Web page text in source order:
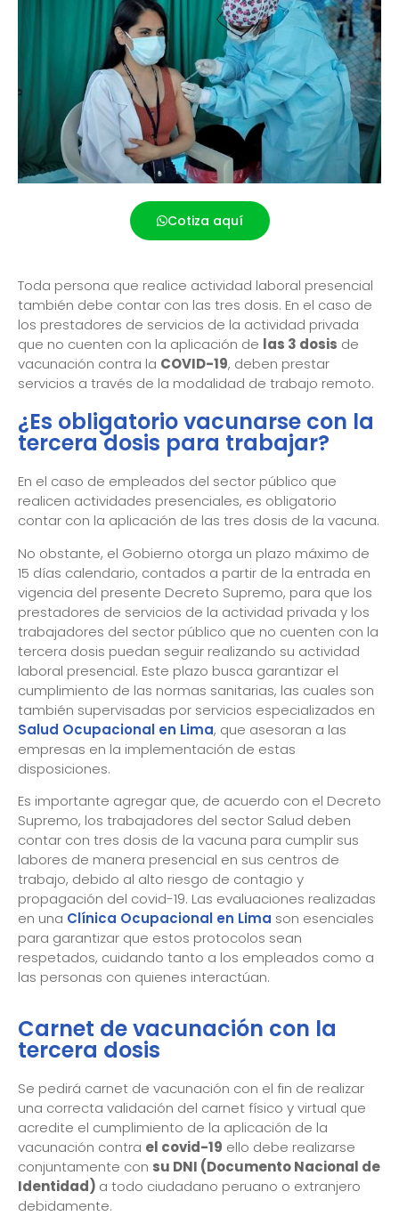
Cotiza aquí
Toda persona que realice actividad laboral presencial
también debe contar con las tres dosis. En el caso de
los prestadores de servicios de la actividad privada
que no cuenten con la aplicación de las 3 dosis de
vacunación contra la COVID-19, deben prestar
servicios a través de la modalidad de trabajo remoto.
¿Es obligatorio vacunarse con la
tercera dosis para trabajar?
En el caso de empleados del sector público que
realicen actividades presenciales, es obligatorio
contar con la aplicación de las tres dosis de la vacuna.
No obstante, el Gobierno otorga un plazo máximo de
15 días calendario, contados a partir de la entrada en
vigencia del presente Decreto Supremo, para que los
prestadores de servicios de la actividad privada y los
trabajadores del sector público que no cuenten con la
tercera dosis puedan seguir realizando su actividad
laboral presencial. Este plazo busca garantizar el
cumplimiento de las normas sanitarias, las cuales son
también supervisadas por servicios especializados en
Salud Ocupacional en Lima, que asesoran a las
empresas en la implementación de estas
disposiciones.
Es importante agregar que, de acuerdo con el Decreto
Supremo, los trabajadores del sector Salud deben
contar con tres dosis de la vacuna para cumplir sus
labores de manera presencial en sus centros de
trabajo, debido al alto riesgo de contagio y
propagación del covid-19. Las evaluaciones realizadas
en una Clínica Ocupacional en Lima son esenciales
para garantizar que estos protocolos sean
respetados, cuidando tanto a los empleados como a
las personas con quienes interactúan.
Carnet de vacunación con la
tercera dosis
Se pedirá carnet de vacunación con el fin de realizar
una correcta validación del carnet físico y virtual que
acredite el cumplimiento de la aplicación de la
vacunación contra el covid-19 ello debe realizarse
conjuntamente con su DNI (Documento Nacional de
Identidad) a todo ciudadano peruano o extranjero
debidamente.